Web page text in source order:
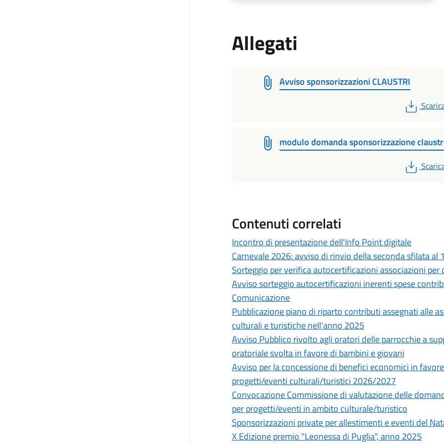
Allegati
Avviso sponsorizzazioni CLAUSTRI
PDF
modulo domanda sponsorizzazione
PDF
Contenuti correlati
Incontro di presentazione dell'Info Point digitale
Carnevale 2026: avviso di rinvio della seconda sfilata al
Sorteggio per verifica autocertificazioni associazioni
Avviso sorteggio autocertificazioni inerenti spese
Comunicazione
Pubblicazione piano di riparto contributi assegnati alle
culturali e turistiche nell'anno 2025
Avviso Pubblico rivolto agli oratori delle parrocchie a
oratoriale svolta in favore di bambini e giovani
Avviso per la concessione di benefici economici in
progetti/eventi culturali/turistici 2026/2027
Convocazione Commissione di valutazione delle
per progetti/eventi in ambito culturale/turistico
Sponsorizzazioni private per allestimenti e eventi del
X Edizione premio "Leonessa di Puglia", anno 2025